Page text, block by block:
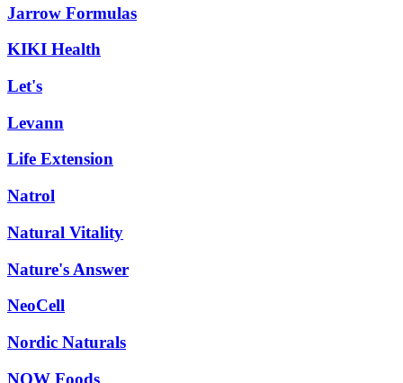
Jarrow Formulas
KIKI Health
Let's
Levann
Life Extension
Natrol
Natural Vitality
Nature's Answer
NeoCell
Nordic Naturals
NOW Foods